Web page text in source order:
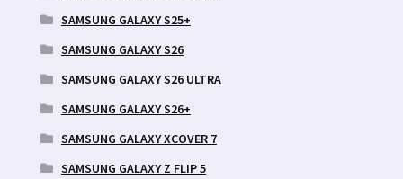
SAMSUNG GALAXY S25+
SAMSUNG GALAXY S26
SAMSUNG GALAXY S26 ULTRA
SAMSUNG GALAXY S26+
SAMSUNG GALAXY XCOVER 7
SAMSUNG GALAXY Z FLIP 5